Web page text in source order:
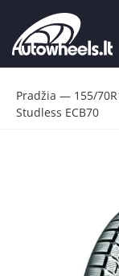
Pradžia — 155/
Studless ECB70